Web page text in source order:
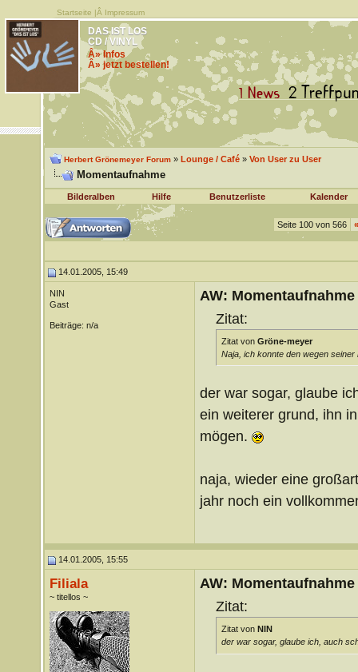
Startseite |Â Impressum
DAS IST LOS
CD / VINYL
Â» Infos
Â» jetzt bestellen!
Herbert Grönemeyer Forum» Lounge / Café» Von User zu User
Momentaufnahme
Bilderalben Hilfe Benutzerliste Kalender
Seite 100 von 566 «
14.01.2005, 15:49
NIN
Gast
Beiträge: n/a
AW: Momentaufnahme
Zitat:
Zitat von Gröne-meyer
Naja, ich konnte den wegen
der war sogar, glaube
ein weiterer grund, ihn
mögen.
naja, wieder eine
jahr noch ein
14.01.2005, 15:55
Filiala
~ titellos ~
AW: Momentaufnahme
Zitat:
Zitat von NIN
der war sogar, glaube ich, auch